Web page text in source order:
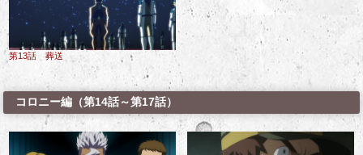
第13話 葬送
コロニー編（第14話～第17話）